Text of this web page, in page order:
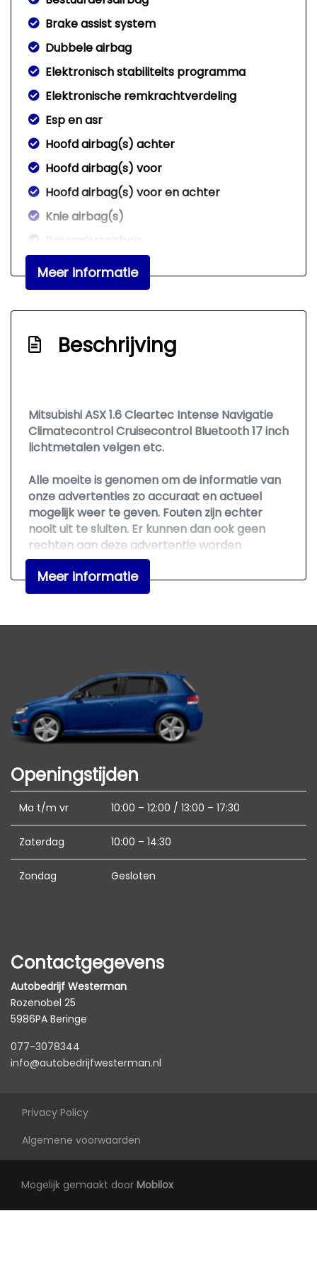
Brake assist system
Dubbele airbag
Elektronisch stabiliteits programma
Elektronische remkrachtverdeling
Esp en asr
Hoofd airbag(s) achter
Hoofd airbag(s) voor
Hoofd airbag(s) voor en achter
Knie airbag(s)
Passagiersairbag
Zij airbag(s) voor
Exterieur
Buitenspiegels elektrisch inklapbaar
Chroom delen exterieur
Dakrails
Extra getint glas achter
Lichtmetalen velgen 17"
Metaalkleur
Mistlampen voor
Mistlampen voor
Bestuurdersstoel in hoogte verstelbaar
Electronic climate control
Elektrische ramen voor en achter
Stuur en versnellingspook (kunst)leder
Stuur verstelbaar
Stuurbekrachtiging
Voorstoelen verwarmd
Meer informatie
Beschrijving
Mitsubishi ASX 1.6 Cleartec Intense Navigatie
Climatecontrol Cruisecontrol Bluetooth 17 inch
lichtmetalen velgen etc.
Alle moeite is genomen om de informatie van
onze advertenties zo accuraat en actueel
mogelijk weer te geven. Fouten zijn echter
nooit uit te sluiten. Er kunnen dan ook geen
rechten aan deze advertentie worden
ontleend. Vertrouwt u daarom niet alleen op
deze informatie, maar controleer bij aankoop
de zaken die uw beslissing zouden kunnen
Meer informatie
Openingstijden
Ma t/m vr 10:00 – 12:00 / 13:00 – 17:30
Zaterdag 10:00 – 14:30
Zondag Gesloten
Contactgegevens
Autobedrijf Westerman
Rozenobel 25
5986PA Beringe
077-3078344
info@autobedrijfwesterman.nl
Privacy Policy
Algemene voorwaarden
Mogelijk gemaakt door Mobilox